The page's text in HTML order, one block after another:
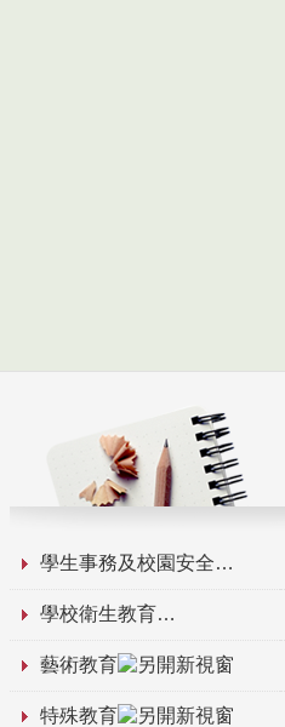
學生事務及校園安全
學校衛生教育
藝術教育
特殊教育